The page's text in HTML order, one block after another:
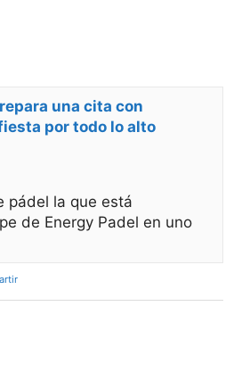
una cita con
por todo lo alto
pádel la que está
de Energy Padel en uno